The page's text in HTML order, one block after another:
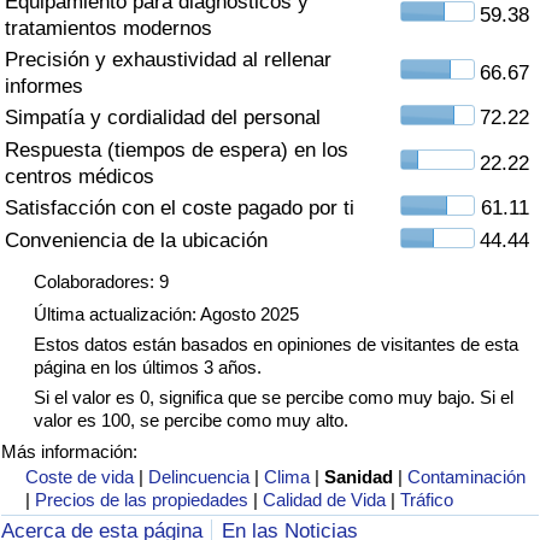
tratamientos modernos
59.38
Precisión y exhaustividad al rellenar
informes
66.67
Simpatía y cordialidad del personal
72.22
Respuesta (tiempos de espera) en los
centros médicos
22.22
Satisfacción con el coste pagado por ti
61.11
Conveniencia de la ubicación
44.44
Colaboradores: 9
Última actualización: Agosto 2025
Estos datos están basados en opiniones de visitantes de esta
página en los últimos 3 años.
Si el valor es 0, significa que se percibe como muy bajo. Si el
valor es 100, se percibe como muy alto.
Más información:
Coste de vida | Delincuencia |Clima |Sanidad |Contaminación
| Precios de las propiedades |Calidad de Vida |Tráfico
Acerca de esta página En las Noticias
Índice de criminalidad por país
Sanidad
Índice de Sanidad (Actual)
Índice de Sanidad
Contaminación
Índice de Contaminación (Actual)
Índice de contaminación
Índice de Contaminación por País